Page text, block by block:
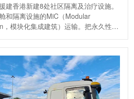
建香港新建8处社区隔离及治疗设施。
和隔离设施的MiC（Modular
模块化集成建筑）运输。把永久性建
忠实通物流集团在项目中...